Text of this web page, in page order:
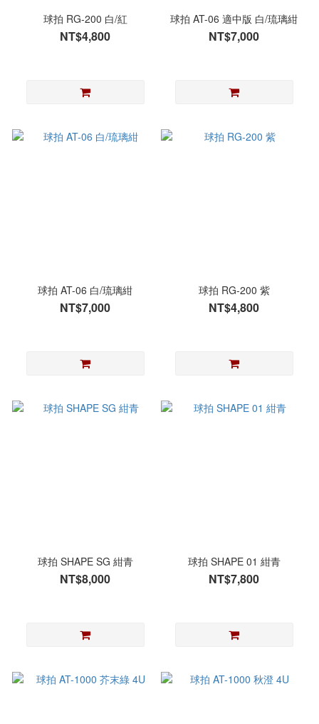
球拍 RG-200 白/紅
NT$4,800
球拍 AT-06 適中版 白/琉璃紺
NT$7,000
球拍 AT-06 白/琉璃紺
NT$7,000
球拍 RG-200 紫
NT$4,800
球拍 SHAPE SG 紺青
NT$8,000
球拍 SHAPE 01 紺青
NT$7,800